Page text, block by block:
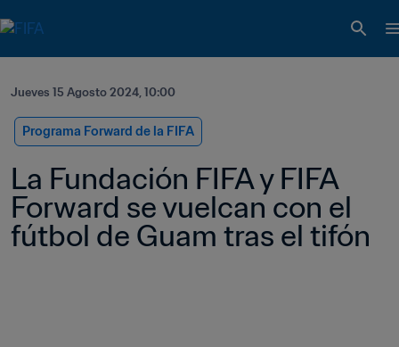
Jueves 15 Agosto 2024, 10:00
Programa Forward de la FIFA
La Fundación FIFA y FIFA
Forward se vuelcan con el
fútbol de Guam tras el tifón